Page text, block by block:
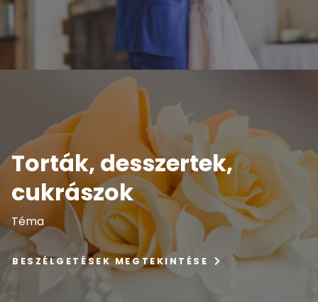
Torták, desszertek,
cukrászok
Téma
BESZÉLGETÉSEK MEGTEKINTÉSE